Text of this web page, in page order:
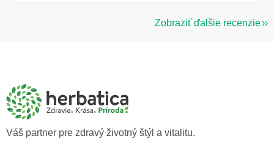
Zobraziť ďalšie recenzie
Váš partner pre zdravý životný štýl a vitalitu.